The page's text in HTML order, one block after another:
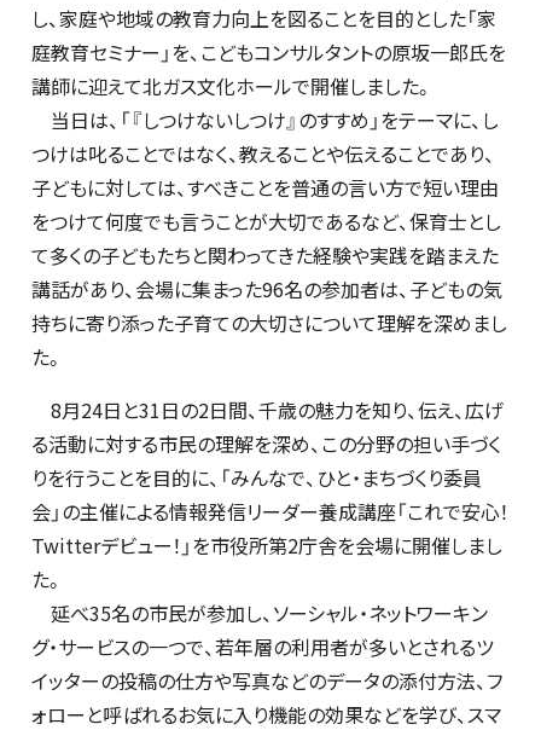
し、家庭や地域の教育力向上を図ることを目的とした「家
庭教育セミナー」を、こどもコンサルタントの原坂一郎氏を
講師に迎えて北ガス文化ホールで開催しました。
当日は、「『しつけないしつけ』のすすめ」をテーマに、し
つけは叱ることではなく、教えることや伝えることであり、
子どもに対しては、すべきことを普通の言い方で短い理由
をつけて何度でも言うことが大切であるなど、保育士とし
て多くの子どもたちと関わってきた経験や実践を踏まえた
講話があり、会場に集まった96名の参加者は、子どもの気
持ちに寄り添った子育ての大切さについて理解を深めまし
た。
8月24日と31日の2日間、千歳の魅力を知り、伝え、広げ
る活動に対する市民の理解を深め、この分野の担い手づく
りを行うことを目的に、「みんなで、ひと・まちづくり委員
会」の主催による情報発信リーダー養成講座「これで安心！
Twitterデビュー！」を市役所第2庁舎を会場に開催しまし
た。
延べ35名の市民が参加し、ソーシャル・ネットワーキン
グ・サービスの一つで、若年層の利用者が多いとされるツ
イッターの投稿の仕方や写真などのデータの添付方法、フ
ォローと呼ばれるお気に入り機能の効果などを学び、スマ